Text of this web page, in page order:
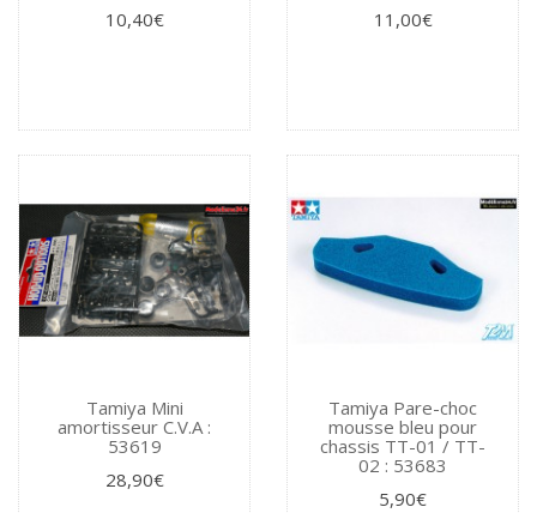
10,40€
11,00€
Tamiya Mini
amortisseur C.V.A :
53619
28,90€
Tamiya Pare-choc
mousse bleu pour
chassis TT-01 / TT-
02 : 53683
5,90€